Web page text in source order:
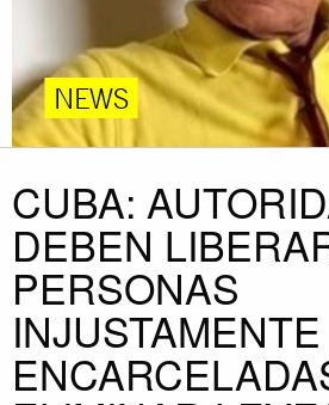
NEWS
CUBA:
DEBEN
PERSONAS
INJUSTAMENTE